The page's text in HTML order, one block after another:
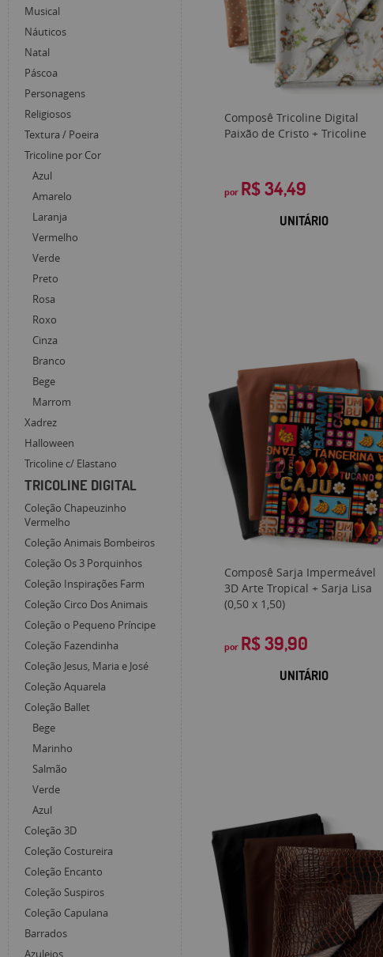
Musical
Náuticos
Natal
Páscoa
Personagens
Religiosos
Textura / Poeira
Tricoline por Cor
Azul
Amarelo
Laranja
Vermelho
Verde
Preto
Rosa
Roxo
Cinza
Branco
Bege
Marrom
Xadrez
Halloween
Tricoline c/ Elastano
TRICOLINE DIGITAL
Coleção Chapeuzinho
Vermelho
Coleção Animais Bombeiros
Coleção Os 3 Porquinhos
Coleção Inspirações Farm
Coleção Circo Dos Animais
Coleção o Pequeno Príncipe
Coleção Fazendinha
Coleção Jesus, Maria e José
Coleção Aquarela
Coleção Ballet
Bege
Marinho
Salmão
Verde
Azul
Coleção 3D
Coleção Costureira
Coleção Encanto
Coleção Suspiros
Coleção Capulana
Barrados
Azulejos
Composê Tricoline Digital
Paixão de Cristo + Tricoline
por R$ 34,49
UNITÁRIO
Composê Sarja Impermeável
3D Arte Tropical + Sarja Lisa
(0,50 x 1,50)
por R$ 39,90
UNITÁRIO